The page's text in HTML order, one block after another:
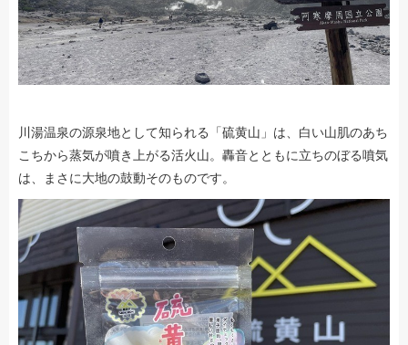
川湯温泉の源泉地として知られる「硫黄山」は、白い山肌のあち
こちから蒸気が噴き上がる活火山。轟音とともに立ちのぼる噴気
は、まさに大地の鼓動そのものです。